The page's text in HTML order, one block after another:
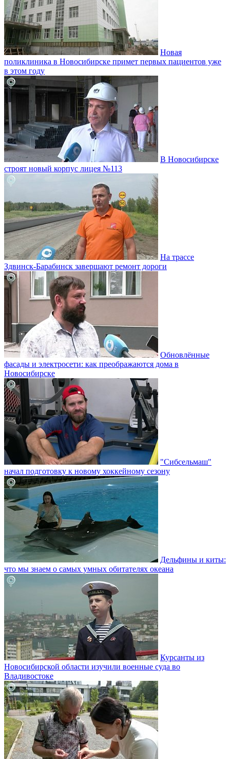
Новая
поликлиника в Новосибирске примет первых пациентов уже
в этом году
В Новосибирске
строят новый корпус лицея №113
На трассе
Здвинск-Барабинск завершают ремонт дороги
Обновлённые
фасады и электросети: как преображаются дома в
Новосибирске
"Сибсельмаш"
начал подготовку к новому хоккейному сезону
Дельфины и киты:
что мы знаем о самых умных обитателях океана
Курсанты из
Новосибирской области изучили военные суда во
Владивостоке